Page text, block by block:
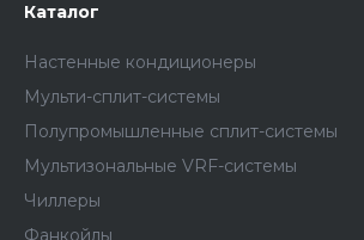
Каталог
Настенные кондиционеры
Мульти-сплит-системы
Полупромышленные сплит-системы
Мультизональные VRF-системы
Чиллеры
Фанкойлы